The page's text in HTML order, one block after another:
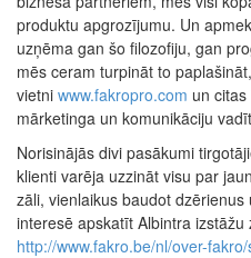
produktu apgrozījumu. Un
uzņēma gan šo filozofiju, gan
mēs ceram turpināt to
vietni www.fakropro.com un
mārketinga un komunikāciju
Norisinājās divi pasākumi
klienti varēja uzzināt visu par
zāli, vienlaikus baudot
interesē apskatīt Albintra
http://www.fakro.be/nl/over-